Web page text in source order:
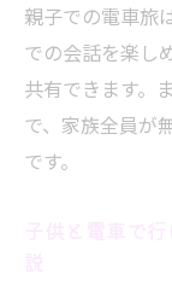
まる
を満喫
親子
親子での電車旅
での会話を楽し
共有できます。
で、家族全員が
です。